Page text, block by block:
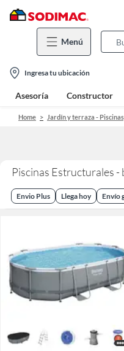
Menú
location-
icon
Ingresa tu ubicación
Asesoría Constructor
Home Jardín y terraza -
Piscinas Estructurales
Envio Plus Llega hoy Envío